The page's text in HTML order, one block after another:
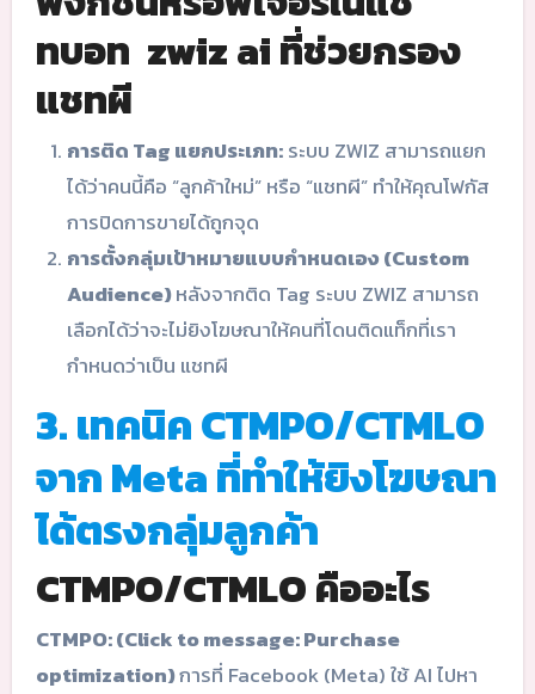
ทบอท zwiz ai ที่ช่วยกรอง
แชทผี
การติด Tag แยกประเภท:ระบบ ZWIZ สามารถแยก
ได้ว่าคนนี้คือ “ลูกค้าใหม่” หรือ “แชทผี” ทำให้คุณโฟกัส
การปิดการขายได้ถูกจุด
การตั้งกลุ่มเป้าหมายแบบกำหนดเอง (Custom
Audience)หลังจากติด Tag ระบบ ZWIZ สามารถ
เลือกได้ว่าจะไม่ยิงโฆษณาให้คนที่โดนติดแท็กที่เรา
กำหนดว่าเป็น แชทผี
3. เทคนิค CTMPO/CTMLO
จาก Meta ที่ทำให้ยิงโฆษณา
ได้ตรงกลุ่มลูกค้า
CTMPO/CTMLO คืออะไร
CTMPO: (Click to message: Purchase
optimization)การที่ Facebook (Meta) ใช้ AI ไปหา